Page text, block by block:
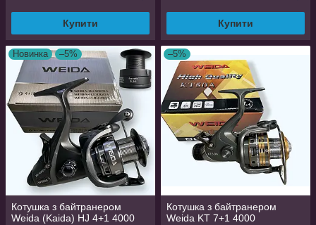
Купити Купити
Новинка –5%
Котушка з байтранером
Weida (Kaida) HJ 4+1 4000
–5%
Котушка з байтранером
Weida KT 7+1 4000